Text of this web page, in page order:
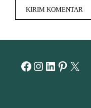
Facebook
Instagram
LinkedIn
X